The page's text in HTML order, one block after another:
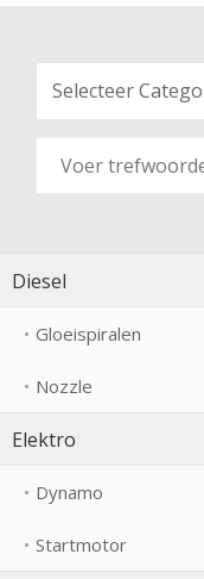
Diesel
Gloeispiralen
Nozzle
Elektro
Dynamo
Startmotor